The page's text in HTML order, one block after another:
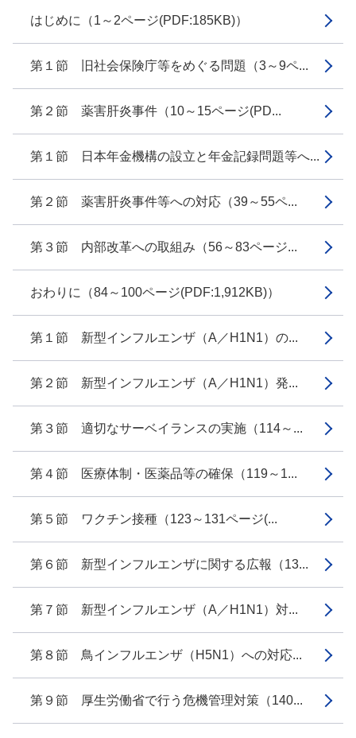
はじめに（1～2ページ(PDF:185KB)）
第１節 旧社会保険庁等をめぐる問題（3～9ペ...
第２節 薬害肝炎事件（10～15ページ(PD...
第１節 日本年金機構の設立と年金記録問題等へ...
第２節 薬害肝炎事件等への対応（39～55ペ...
第３節 内部改革への取組み（56～83ページ...
おわりに（84～100ページ(PDF:1,912KB)）
第１節 新型インフルエンザ（A／H1N1）の...
第２節 新型インフルエンザ（A／H1N1）発...
第３節 適切なサーベイランスの実施（114～...
第４節 医療体制・医薬品等の確保（119～1...
第５節 ワクチン接種（123～131ページ(...
第６節 新型インフルエンザに関する広報（13...
第７節 新型インフルエンザ（A／H1N1）対...
第８節 鳥インフルエンザ（H5N1）への対応...
第９節 厚生労働省で行う危機管理対策（140...